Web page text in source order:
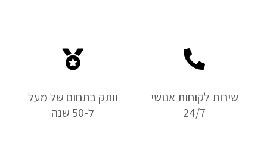
שירות לקוחות אנושי
24/7
וותק בתחום של מעל
ל-50 שנה